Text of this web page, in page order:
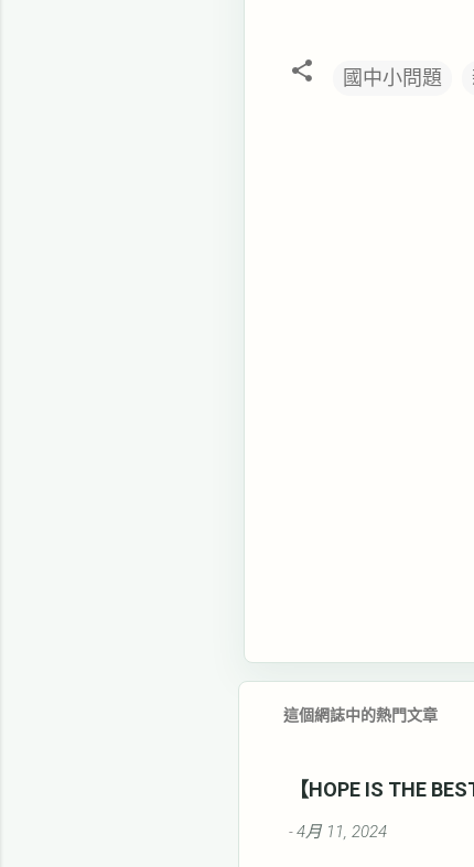
國中小問題
這個網誌中的熱門文章
【HOPE IS THE
-4月 11, 2024